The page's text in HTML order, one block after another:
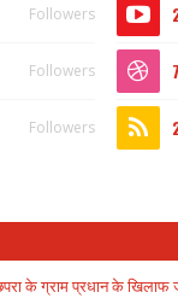
Followers
Followers
Followers
के ग्राम प्रधान के खिलाफ